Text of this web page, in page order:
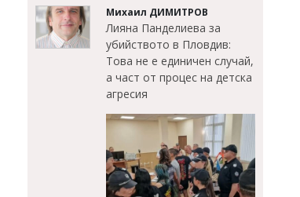
Михаил ДИМИТРОВ
Лияна Панделиева за
убийството в Пловдив:
Това не е единичен случай,
а част от процес на детска
агресия